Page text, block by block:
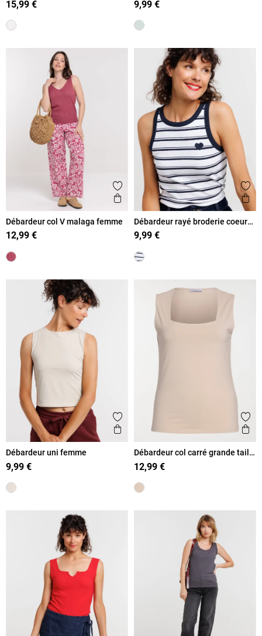
15,99 € 9,99 €
Ajouter aux favoris
Aperçu rapide
Débardeur col V malaga femme
12,99 €
Débardeur rayé broderie coeur
femme
9,99 €
Ajouter aux favoris
Aperçu rapide
Débardeur uni femme
9,99 €
Débardeur col carré grande taille
femme
12,99 €